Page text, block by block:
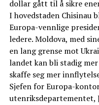
dollar gått til å sikre
I hovedstaden Chisinau
Europa-vennlige
ledere. Moldova, med
en lang grense mot
landet kan bli stadig
skaffe seg mer
Sjefen for Europa-
utenriksdepartementet,